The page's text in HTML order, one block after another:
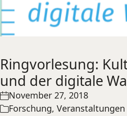
Ringvorlesung:
und der digitale
November 27, 2018
Forschung, Veranstaltungen